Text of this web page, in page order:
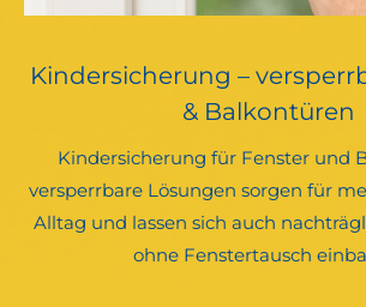
Kindersicherung –
& Balkontüren
Kindersicherung für Fenster und
versperrbare Lösungen sorgen für
Alltag und lassen sich auch
ohne Fenstertausch